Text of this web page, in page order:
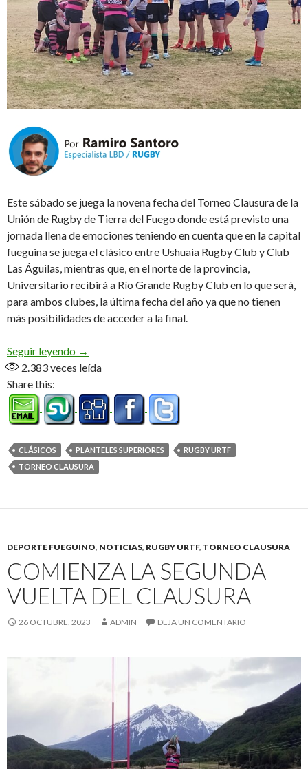
Este sábado se juega la novena fecha del Torneo Clausura de la
Unión de Rugby de Tierra del Fuego donde está previsto una
jornada llena de emociones teniendo en cuenta que en la capital
fueguina se juega el clásico entre Ushuaia Rugby Club y Club
Las Águilas, mientras que, en el norte de la provincia,
Universitario recibirá a Río Grande Rugby Club en lo que será,
para ambos clubes, la última fecha del año ya que no tienen
más posibilidades de acceder a la final.
Seguir leyendo Sábado de clásicos
→
2.383veces leída
Share this:
CLÁSICOS PLANTELES SUPERIORES
RUGBY URTF
TORNEO CLAUSURA
DEPORTE FUEGUINO, NOTICIAS, RUGBY URTF, TORNEO CLAUSURA
COMIENZA LA SEGUNDA
VUELTA DEL CLAUSURA
26 OCTUBRE, 2023 ADMIN DEJA UN COMENTARIO